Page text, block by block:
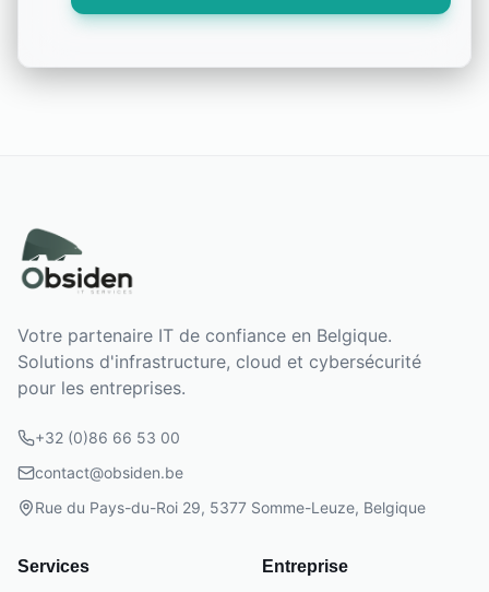
Votre partenaire IT de confiance en Belgique.
Solutions d'infrastructure, cloud et cybersécurité
pour les entreprises.
+32 (0)86 66 53 00
contact@obsiden.be
Rue du Pays-du-Roi 29, 5377 Somme-Leuze, Belgique
Services Entreprise